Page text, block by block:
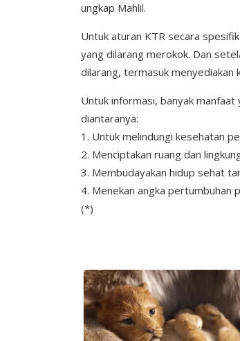
ungkap Mahlil.
Untuk aturan KTR secara
yang dilarang merokok. Dan
dilarang, termasuk menyediakan
Untuk informasi, banyak manfaat
diantaranya:
1. Untuk melindungi kesehatan
2. Menciptakan ruang dan
3. Membudayakan hidup sehat
4. Menekan angka pertumbuhan
(*)